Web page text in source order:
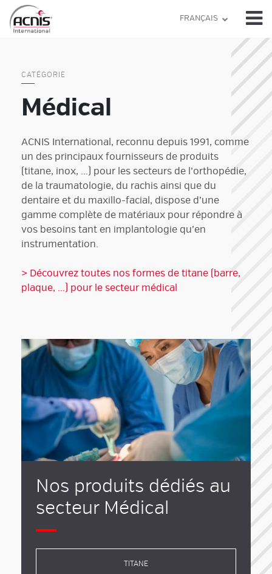
Skip
content
FRANÇAIS
CATÉGORIE
Médical
ACNIS International, reconnu depuis 1991, comme
un des principaux fournisseurs de produits
(titane, inox, ...) pour les secteurs de l’orthopédie,
de la traumatologie, du rachis ainsi que du
dentaire et du maxillo-facial, dispose d’une
gamme complète de matériaux pour répondre à
vos besoins tant en implantologie qu’en
instrumentation.
> Découvrez toutes nos formes de titane (barre,
plaque, ...) pour le secteur médical
Nos produits dédiés au
secteur Médical
TITANE